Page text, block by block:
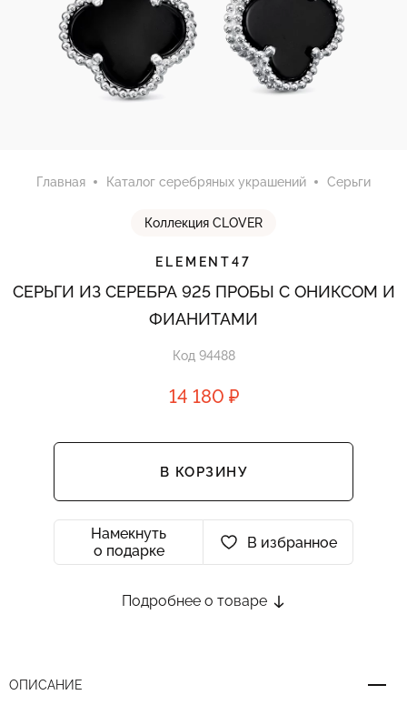
Главная Каталог серебряных украшений Серьги
Коллекция CLOVER
ELEMENT47
СЕРЬГИ ИЗ СЕРЕБРА 925 ПРОБЫ С ОНИКСОМ И
ФИАНИТАМИ
Код 94488
14 180 ₽
В КОРЗИНУ
Намекнуть
о подарке
В избранное
Подробнее о товаре
ОПИСАНИЕ